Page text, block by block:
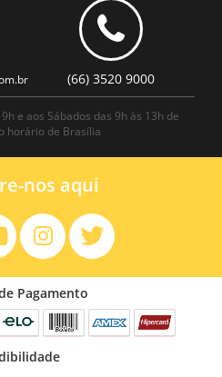
(66) 3520 9000
e aos Sábados das 9h às 13h de
horário de Brasília
nos aqui
Pagamento